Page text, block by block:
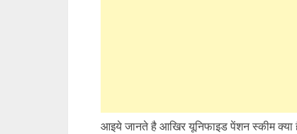
आइये जानते है आखिर यूनिफाइड पेंशन स्कीम